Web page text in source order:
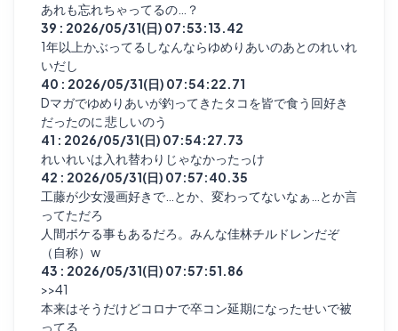
あれも忘れちゃってるの…？
39 : 2026/05/31(日) 07:53:13.42
1年以上かぶってるしなんならゆめりあいのあとのれいれ
いだし
40 : 2026/05/31(日) 07:54:22.71
Dマガでゆめりあいが釣ってきたタコを皆で食う回好き
だったのに 悲しいのう
41 : 2026/05/31(日) 07:54:27.73
れいれいは入れ替わりじゃなかったっけ
42 : 2026/05/31(日) 07:57:40.35
工藤が少女漫画好きで…とか、変わってないなぁ…とか言
ってただろ
人間ボケる事もあるだろ。みんな佳林チルドレンだぞ
（自称）w
43 : 2026/05/31(日) 07:57:51.86
>>41
本来はそうだけどコロナで卒コン延期になったせいで被
ってる